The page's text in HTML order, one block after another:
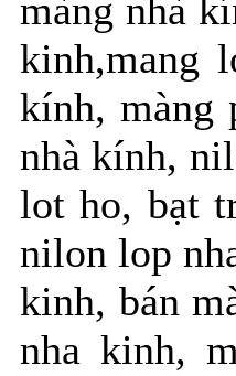
màng nhà
kinh,mang
kính, màng
nhà kính,
lot ho, bạt
nilon lop
kinh, bán
nha kinh,